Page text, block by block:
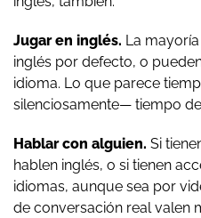
Jugar en inglés. La
inglés por defecto, o
idioma. Lo que parece
silenciosamente— tiempo
Hablar con alguien. Si
hablen inglés, o si tienen
idiomas, aunque sea por
de conversación real valen